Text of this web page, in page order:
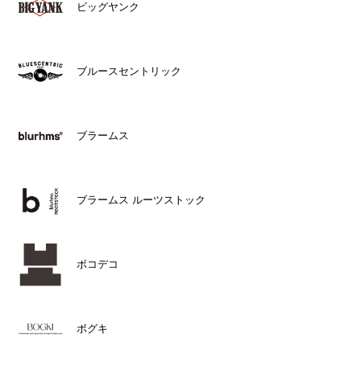
ビッグヤンク
ブルースセントリック
ブラームス
ブラームス ルーツストック
ボコデコ
ボグキ